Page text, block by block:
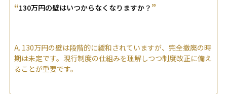
“130万円の壁はいつからなくなりますか？ ”
A. 130万円の壁は段階的に緩和されていますが、完全撤廃の時
期は未定です。現行制度の仕組みを理解しつつ制度改正に備え
ることが重要です。